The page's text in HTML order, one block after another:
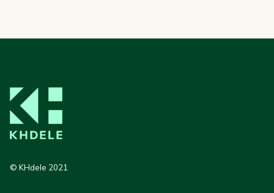
© KHdele 2021